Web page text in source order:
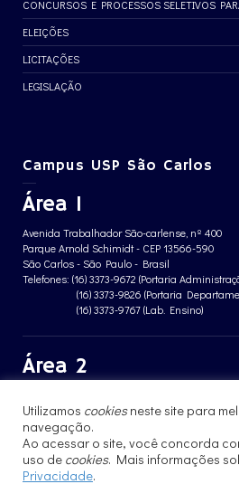
CONCURSOS E PROCESSOS SELETIVOS
ELEIÇÕES
LICITAÇÕES
LEGISLAÇÃO
Campus USP São Carlos
Área 1
Avenida Trabalhador São-carlense, nº 400
Parque Arnold Schimidt - CEP 13566-590
São Carlos - São Paulo - Brasil
Telefones: (16) 3373-9672 (Portaria
(16) 3373-9826 (Portaria
(16) 3373-9767 (Lab. Ensino)
Área 2
Jardim Santa Angelina - CEP 13563-120
São Carlos - São Paulo - Brasil
Telefone: (16) 3373-8068 (Portaria prédio CFBio)
(16) 3364-8070 (Portaria prédio
Utilizamos cookiesneste site para
navegação.
Ao acessar o site, você concorda
uso de cookies. Mais informações
Privacidade.